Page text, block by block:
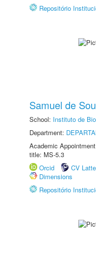
Repositório
Samuel de
School: Instituto de
Department:
Academic
title: MS-5.3
Orcid
CV
Dimensions
Repositório